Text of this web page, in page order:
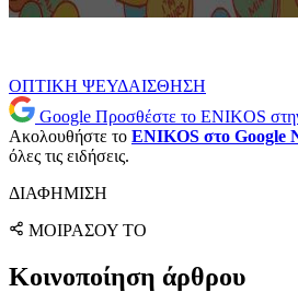
ΟΠΤΙΚΗ ΨΕΥΔΑΙΣΘΗΣΗ
Google Προσθέστε το ENIKOS
Ακολουθήστε το ENIKOS στο Google
όλες τις ειδήσεις.
ΔΙΑΦΗΜΙΣΗ
ΜΟΙΡΑΣΟΥ ΤΟ
Κοινοποίηση άρθρου